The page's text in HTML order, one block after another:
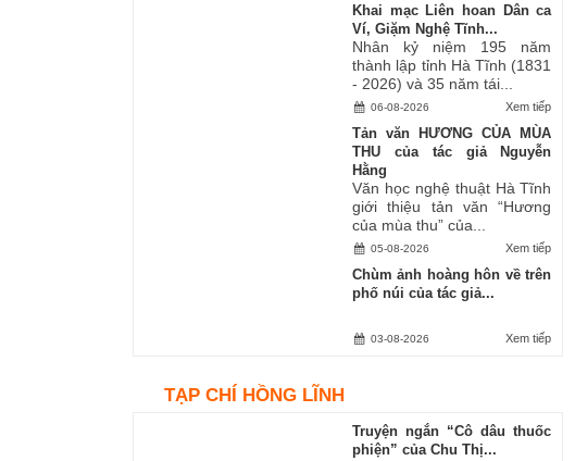
Khai mạc Liên hoan Dân ca
Ví, Giặm Nghệ Tĩnh...
Nhân kỷ niệm 195 năm
thành lập tỉnh Hà Tĩnh (1831
- 2026) và 35 năm tái...
Xem tiếp
06-08-2026
Tản văn HƯƠNG CỦA MÙA
THU của tác giả Nguyễn
Hằng
Văn học nghệ thuật Hà Tĩnh
giới thiệu tản văn “Hương
của mùa thu” của...
Xem tiếp
05-08-2026
Chùm ảnh hoàng hôn về trên
phố núi của tác giả...
Xem tiếp
03-08-2026
TẠP CHÍ HỒNG LĨNH
Truyện ngắn “Cô dâu thuốc
phiện” của Chu Thị...